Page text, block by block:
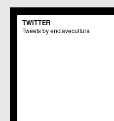
TWITTER
Tweets by enclavecultura